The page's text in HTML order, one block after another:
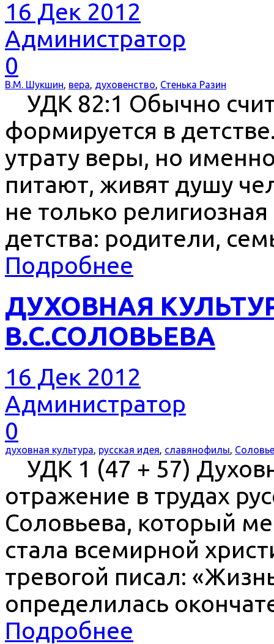
16 Дек 2012
Администратор
0
В.М. Шукшин, вера, духовенство, Стенька Разин
УДК 82:1 Обычно
формируется в
утрату веры, но
питают, живят душу
не только
детства: родители,
Подробнее
ДУХОВНАЯ
В.С.СОЛОВЬЕВА
16 Дек 2012
Администратор
0
духовная культура, русская идея, славянофилы,
УДК 1 (47 + 57)
отражение в трудах
Соловьева, который
стала всемирной
тревогой писал:
определилась
Подробнее